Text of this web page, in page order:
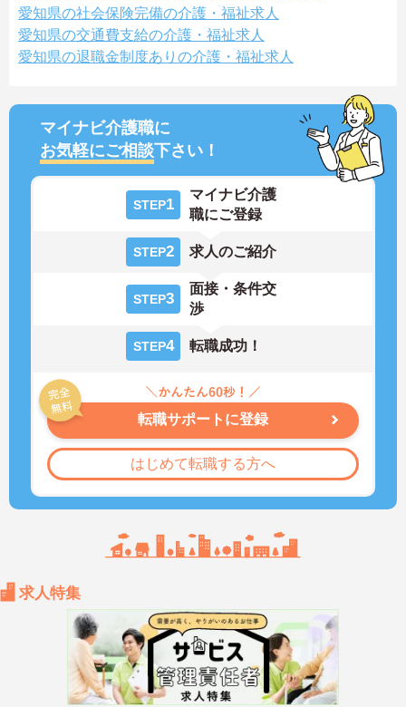
愛知県の社会保険完備の介護・福祉求人
愛知県の交通費支給の介護・福祉求人
愛知県の退職金制度ありの介護・福祉求人
マイナビ介護職に
お気軽にご相談下さい！
STEP1
マイナビ介護
職にご登録
STEP2 求人のご紹介
STEP3
面接・条件交
渉
STEP4 転職成功！
転職サポートに登録
はじめて転職する方へ
求人特集